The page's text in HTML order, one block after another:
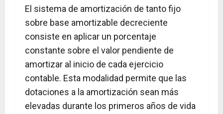
El sistema de amortización de tanto fijo
sobre base amortizable decreciente
consiste en aplicar un porcentaje
constante sobre el valor pendiente de
amortizar al inicio de cada ejercicio
contable. Esta modalidad permite que las
dotaciones a la amortización sean más
elevadas durante los primeros años de vida